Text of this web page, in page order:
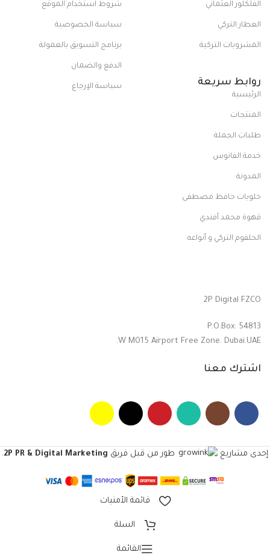
شروط استخدام الموقع
سياسة الخصوصية
برنامج التسويق بالعمولة
الدفع والضمان
سياسة الإرجاع
الفلكلور العثماني
العطار التركي
المشروبات التركية
روابط سريعة
الرئيسية
المنتجات
طلبات الجملة
خدمة الفانوس
المدونة
حلويات حافظ مصطفى
قهوة محمد أفندي
الحلقوم التركي و أنواعه
2P Digital FZCO
P.O.Box: 54813
W M015 Airport Free Zone. Dubai.UAE.
اشترك معنا
إحدى مشاريع طور من قبل فريق 2P PR & Digital Marketing
.
قائمة الأمنيات
السلة
القائمة